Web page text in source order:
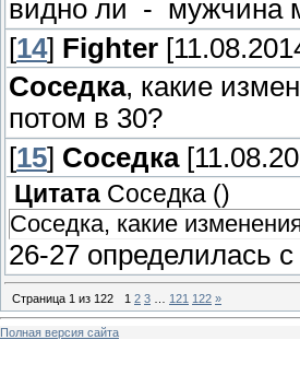
видно ли - мужчина
[14] Fighter
Соседка, какие
потом в 30?
[15] Соседка
Цитата Соседка ()
Соседка, какие
26-27 определилась
Страница 1 из 122 1 2 3 121 122 »
Полная версия сайта